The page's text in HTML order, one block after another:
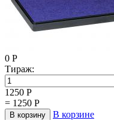
0 Р
Тираж:
1250 Р
= 1250 Р
В корзину
В корзине